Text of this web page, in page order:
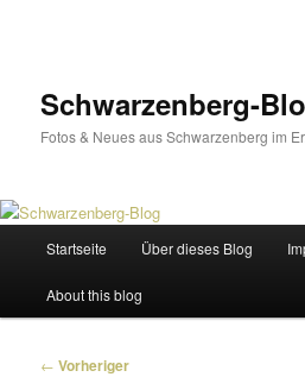
Schwarzenberg-
Fotos & Neues aus Schwarzenberg im
Startseite Über dieses Blog
About this blog
Beitragsnavigation
← Vorheriger